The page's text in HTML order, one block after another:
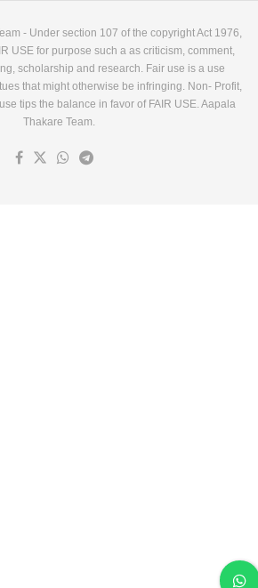
- Under section 107 of the copyright Act 1976,
USE for purpose such a as criticism, comment,
scholarship and research. Fair use is a use
that might otherwise be infringing. Non- Profit,
tips the balance in favor of FAIR USE. Aapala
Thakare Team.